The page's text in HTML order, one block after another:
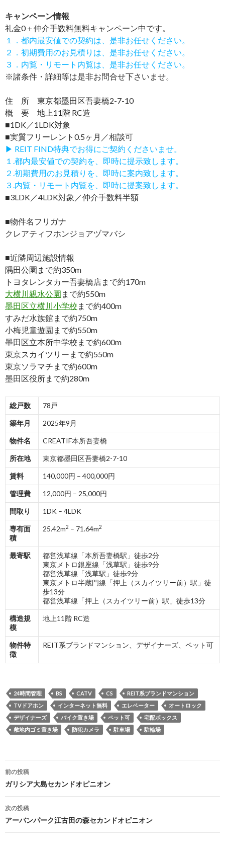
キャンペーン情報
礼金0＋仲介手数料無料キャンペーン中です。
１．都内最安値での契約は、是非お任せください。
２．初期費用のお見積りは、是非お任せください。
３．内覧・リモート内覧は、是非お任せください。
※諸条件・詳細等は是非お問合せ下さいませ。
住 所 東京都墨田区吾妻橋2-7-10
概 要 地上11階 RC造
■1DK／1LDK対象
■実質フリーレント0.5ヶ月／相談可
▶ REIT FIND特典でお得にご契約くださいませ。
１.都内最安値での契約を、即時に提示致します。
２.初期費用のお見積りを、即時に案内致します。
３.内覧・リモート内覧を、即時に提案致します。
■3LDK／4LDK対象／仲介手数料半額
■物件名フリガナ
クレアティフホンジョアヅマバシ
■近隣周辺施設情報
隅田公園まで約350m
トヨタレンタカー吾妻橋店まで約170m
大横川親水公園 まで約550m
墨田区立横川小学校 まで約400m
すみだ水族館まで約750m
小梅児童遊園まで約550m
墨田区立本所中学校まで約600m
東京スカイツリーまで約550m
東京ソラマチまで約600m
墨田区役所まで約280m
総戸数 78戸
築年月 2025年9月
物件名 CREATIF本所吾妻橋
所在地 東京都墨田区吾妻橋2-7-10
賃料 140,000円 – 400,000円
管理費 12,000円 – 25,000円
間取り 1DK – 4LDK
専有面
積
25.42m2 – 71.64m2
最寄駅
都営浅草線「本所吾妻橋駅」徒歩2分
東京メトロ銀座線「浅草駅」徒歩9分
都営浅草線「浅草駅」徒歩9分
東京メトロ半蔵門線「押上（スカイツリー前）駅」徒
歩13分
都営浅草線「押上（スカイツリー前）駅」徒歩13分
構造規
模
地上11階 RC造
物件特
徴
REIT系ブランドマンション、デザイナーズ、ペット可
24時間管理 BS CATV CS
REIT系ブランドマンション
TVドアホン
インターネット無料 エレベーター
オートロック
デザイナーズ
バイク置き場 ペット可
宅配ボックス
敷地内ゴミ置き場
防犯カメラ 駐車場 駐輪場
投
稿
ナ
ビ
ゲ
前の投稿
ガリシア大島セカンドオピニオン
次の投稿
アーバンパーク江古田の森セカンドオピニオン